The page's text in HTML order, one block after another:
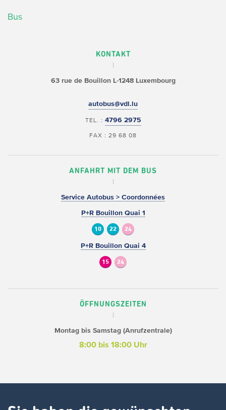
Bus
KONTAKT
63 rue de BouillonL-1248 Luxembourg
autobus@vdl.lu
TEL. : 4796 2975
FAX : 29 68 08
ANFAHRT MIT DEM BUS
Service Autobus > Coordonnées
P+R Bouillon Quai 1
10 22 24
P+R Bouillon Quai 4
15 24
ÖFFNUNGSZEITEN
Montag bis Samstag (Anrufzentrale)
8:00 bis 18:00 Uhr